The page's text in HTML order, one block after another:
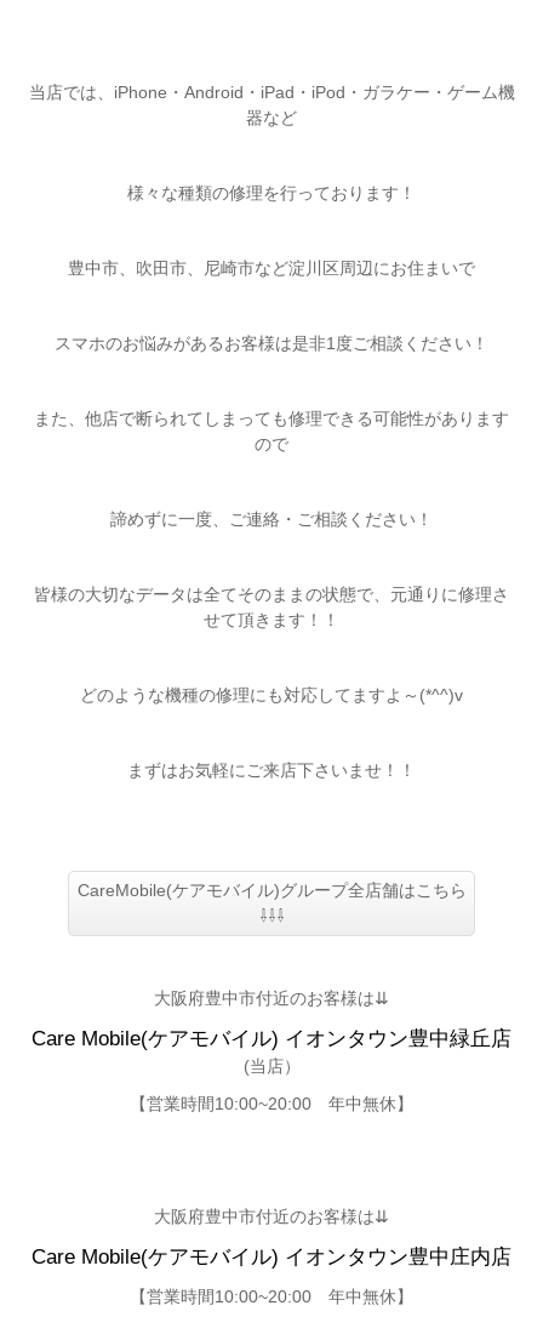
当店では、iPhone・Android・iPad・iPod・ガラケー・ゲーム機
器など
様々な種類の修理を行っております！
豊中市、吹田市、尼崎市など淀川区周辺にお住まいで
スマホのお悩みがあるお客様は是非1度ご相談ください！
また、他店で断られてしまっても修理できる可能性があります
ので
諦めずに一度、ご連絡・ご相談ください！
皆様の大切なデータは全てそのままの状態で、元通りに修理さ
せて頂きます！！
どのような機種の修理にも対応してますよ～(*^^)v
まずはお気軽にご来店下さいませ！！
CareMobile(ケアモバイル)グループ全店舗はこちら
⇩⇩⇩
大阪府豊中市付近のお客様は⇊
Care Mobile(ケアモバイル) イオンタウン豊中緑丘店
(当店）
【営業時間10:00~20:00 年中無休】
大阪府豊中市付近のお客様は⇊
Care Mobile(ケアモバイル) イオンタウン豊中庄内店
【営業時間10:00~20:00 年中無休】